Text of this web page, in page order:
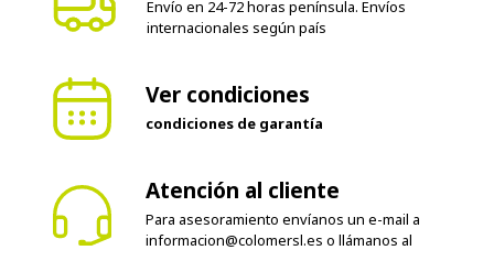
condiciones de garantía
Para asesoramiento envíanos un e-mail a
informacion@colomersl.es o llámanos al